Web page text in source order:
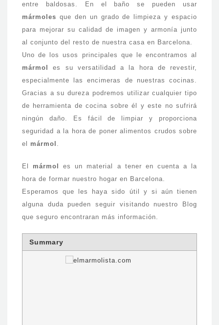
entre baldosas. En el baño se pueden usar
mármoles que den un grado de limpieza y espacio
para mejorar su calidad de imagen y armonía junto
al conjunto del resto de nuestra casa en Barcelona.
Uno de los usos principales que le encontramos al
mármol
es su versatilidad a la hora de revestir,
especialmente las encimeras de nuestras cocinas.
Gracias a su dureza podremos utilizar cualquier tipo
de herramienta de cocina sobre él y este no sufrirá
ningún daño. Es fácil de limpiar y proporciona
seguridad a la hora de poner alimentos crudos sobre
el mármol .
El mármol
es un material a tener en cuenta a la
hora de formar nuestro hogar en Barcelona.
Esperamos que les haya sido útil y si aún tienen
alguna duda pueden seguir visitando nuestro Blog
que seguro encontraran más información.
Summary